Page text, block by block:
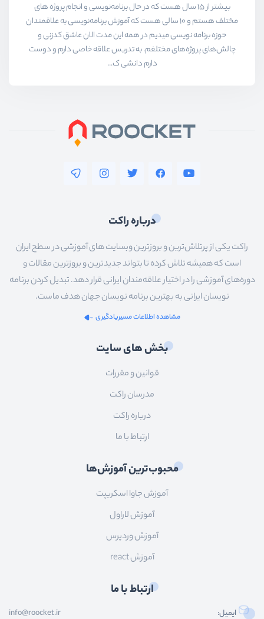
بیشتر از ۱۵ سال هست که در حال برنامه‌نویسی و انجام پروژه های
مختلف هستم و ۱۰ سالی هست که آموزش برنامه‌نویسی به علاقمندان
حوزه برنامه نویسی میدیم در همه این مدت الان عاشق کدزنی و
چالش‌های پروژه‌های مختلفم. به تدریس علاقه خاصی دارم و دوست
دارم دانشی ک...
درباره راکت
راکت یکی از پرتلاش‌ترین و بروزترین وبسایت های آموزشی در سطح ایران
است که همیشه تلاش کرده تا بتواند جدیدترین و بروزترین مقالات و
دوره‌های آموزشی را در اختیار علاقه‌مندان ایرانی قرار دهد. تبدیل کردن برنامه
نویسان ایرانی به بهترین برنامه نویسان جهان هدف ماست.
مشاهده اطلاعات مسیریادگیری
بخش های سایت
قوانین و مقررات
مدرسان راکت
درباره راکت
ارتباط با ما
محبوب‌ترین آموزش‌ها
آموزش جاوا اسکریپت
آموزش لاراول
آموزش وردپرس
آموزش react
ارتباط با ما
ایمیل: info@roocket.ir